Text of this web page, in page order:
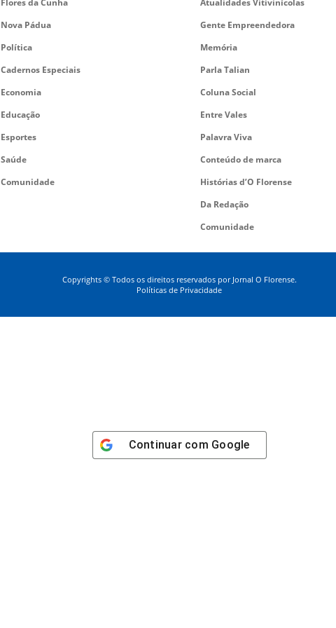
Flores da Cunha
Nova Pádua
Política
Cadernos Especiais
Economia
Educação
Esportes
Saúde
Comunidade
Atualidades Vitivinícolas
Gente Empreendedora
Memória
Parla Talian
Coluna Social
Entre Vales
Palavra Viva
Conteúdo de marca
Histórias d’O Florense
Da Redação
Comunidade
Copyrights © Todos os direitos reservados por Jornal O Florense.
Políticas de Privacidade
Continuar com Google